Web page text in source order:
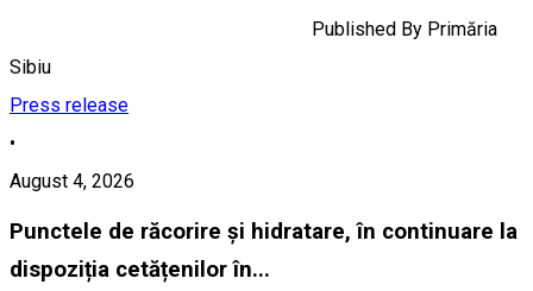
Published By Primăria
Sibiu
Press release
•
August 4, 2026
Punctele de răcorire și hidratare, în continuare la
dispoziția cetățenilor în...